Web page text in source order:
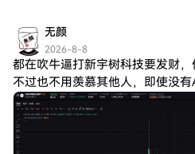
无颜
2026-8-8
都在吹牛逼打新宇树科技要发财
不过也不用羡慕其他人，即使没
可以参与到这个交易机会的。前
个账户就能同时交易美股+港